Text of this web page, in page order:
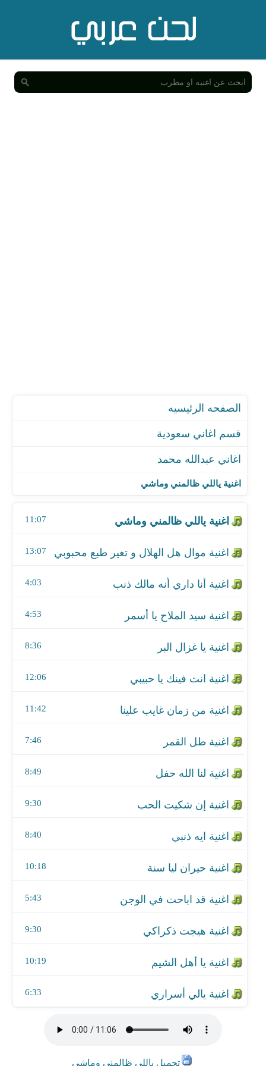
اغنية ياللي ظالمني وماشي
اغنية ياللي ظالمني وماشي
11:07
اغنية موال هل الهلال و تغير طبع محبوبي
13:07
اغنية أنا داري أنه مالك ذنب
4:03
4:53
8:36
12:06
اغنية من زمان غايب علينا
11:42
اغنية طل القمر
7:46
اغنية لنا الله حفل
8:49
9:30
8:40
10:18
اغنية قد اباحت في الوجن
5:43
اغنية هيجت ذكراكي
9:30
اغنية يا أهل الشيم
10:19
6:33
تحميل ياللي ظالمني وماشي